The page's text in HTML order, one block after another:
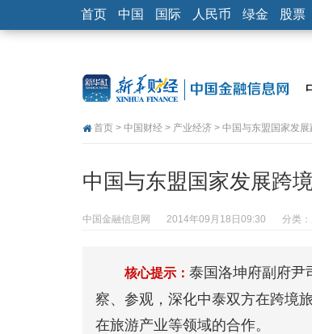
首页 中国 国际 人民币 绿金 股票
首页 > 中国财经 > 产业经济 > 中国与东盟国家发
中国与东盟国家发展跨
中国金融信息网 2014年09月18日09:30 分类：
核心提示： 泰国洛坤府副府尹
察、参观，深化中泰双方在跨境
在旅游产业等领域的合作。